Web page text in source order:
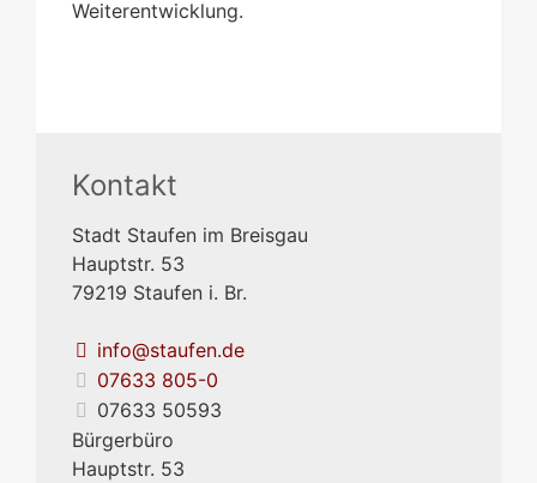
Weiterentwicklung.
Kontakt
Stadt Staufen im Breisgau
Hauptstr. 53
79219 Staufen i. Br.
info@staufen.de
07633 805-0
07633 50593
Bürgerbüro
Hauptstr. 53